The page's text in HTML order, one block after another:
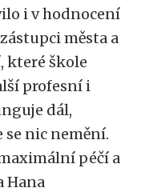
i v hodnocení
města a
které škole
profesní i
dál,
nic nemění.
péčí a
Hana